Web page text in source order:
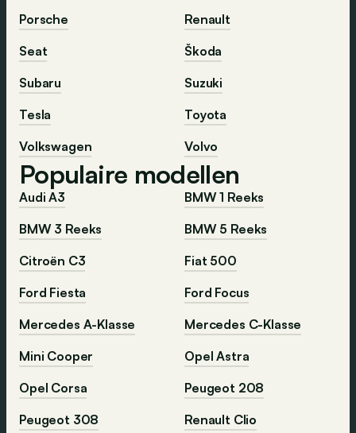
Porsche
Renault
Seat
Škoda
Subaru
Suzuki
Tesla
Toyota
Volkswagen
Volvo
Populaire modellen
Audi A3
BMW 1 Reeks
BMW 3 Reeks
BMW 5 Reeks
Citroën C3
Fiat 500
Ford Fiesta
Ford Focus
Mercedes A-Klasse
Mercedes C-Klasse
Mini Cooper
Opel Astra
Opel Corsa
Peugeot 208
Peugeot 308
Renault Clio